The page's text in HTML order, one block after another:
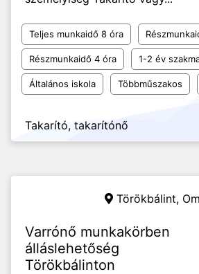
Teljes munkaidő 8 óra
Részmunkaidő 4 óra 1-2 év
Általános iskola Többműszakos
Takarító, takarítónő
Törökbálint,
Varrónő munkakörben
álláslehetőség
Törökbálinton